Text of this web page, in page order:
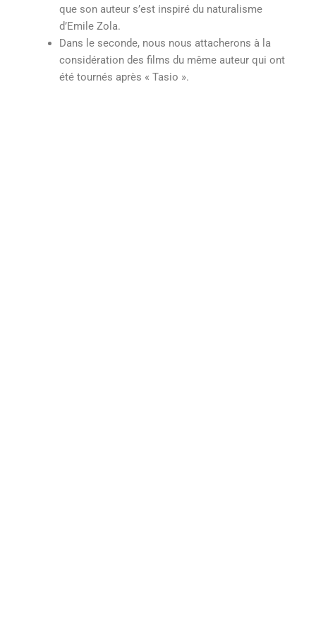
que son auteur s’est inspiré du naturalisme
d’Emile Zola.
Dans le seconde, nous nous attacherons à la
considération des films du même auteur qui ont
été tournés après « Tasio ».